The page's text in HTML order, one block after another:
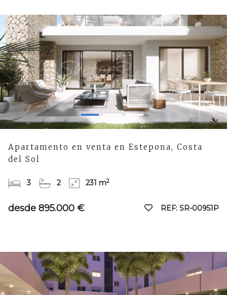
Apartamento en venta en Estepona, Costa
del Sol
3 2 231 m2
desde 895.000 € REF: SR-00951P